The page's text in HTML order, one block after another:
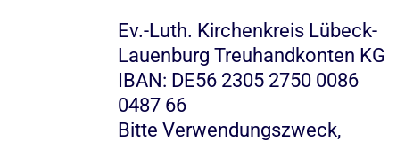
Ev.-Luth. Kirchenkreis Lübeck-
Lauenburg Treuhandkonten KG
IBAN: DE56 2305 2750 0086
0487 66
Bitte Verwendungszweck,